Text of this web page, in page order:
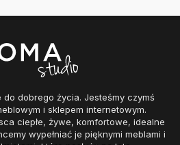
do dobrego życia. Jesteśmy czymś
i sklepem internetowym.
ciepłe, żywe, komfortowe, idealne
wypełniać je pięknymi meblami i